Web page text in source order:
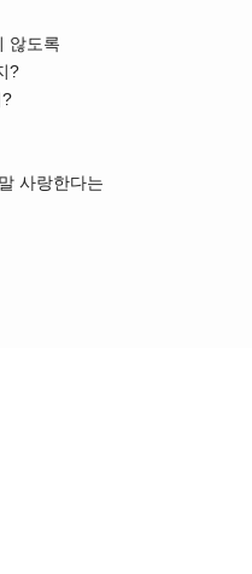
않도록
?
사랑한다는